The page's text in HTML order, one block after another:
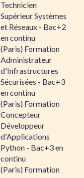
Technicien
Supérieur Systèmes
et Réseaux - Bac+2
en continu
(Paris) Formation
Administrateur
d'Infrastructures
Sécurisées - Bac+3
en continu
(Paris) Formation
Concepteur
Développeur
d'Applications
Python - Bac+3 en
continu
(Paris) Formation